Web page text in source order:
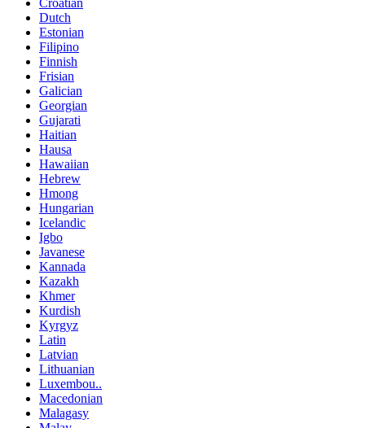
Dutch
Estonian
Filipino
Finnish
Frisian
Galician
Georgian
Gujarati
Haitian
Hausa
Hawaiian
Hebrew
Hmong
Hungarian
Icelandic
Igbo
Javanese
Kannada
Kazakh
Khmer
Kurdish
Kyrgyz
Latin
Latvian
Lithuanian
Luxembou..
Macedonian
Malagasy